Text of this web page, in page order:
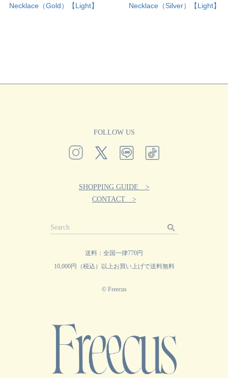
Necklace（Gold）【Light】
Necklace（Silver）【Light】
FOLLOW US
SHOPPING GUIDE >
CONTACT >
送料：全国一律770円
10,000円（税込）以上お買い上げで送料無料
© Freecus